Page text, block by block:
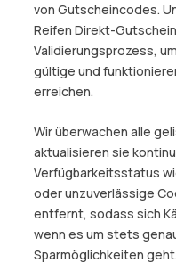
von Gutscheincodes.
Reifen Direkt-
Validierungsprozess,
gültige und
erreichen.
Wir überwachen alle
aktualisieren sie
Verfügbarkeitsstatus
oder unzuverlässige
entfernt, sodass sich
wenn es um stets
Sparmöglichkeiten geht.